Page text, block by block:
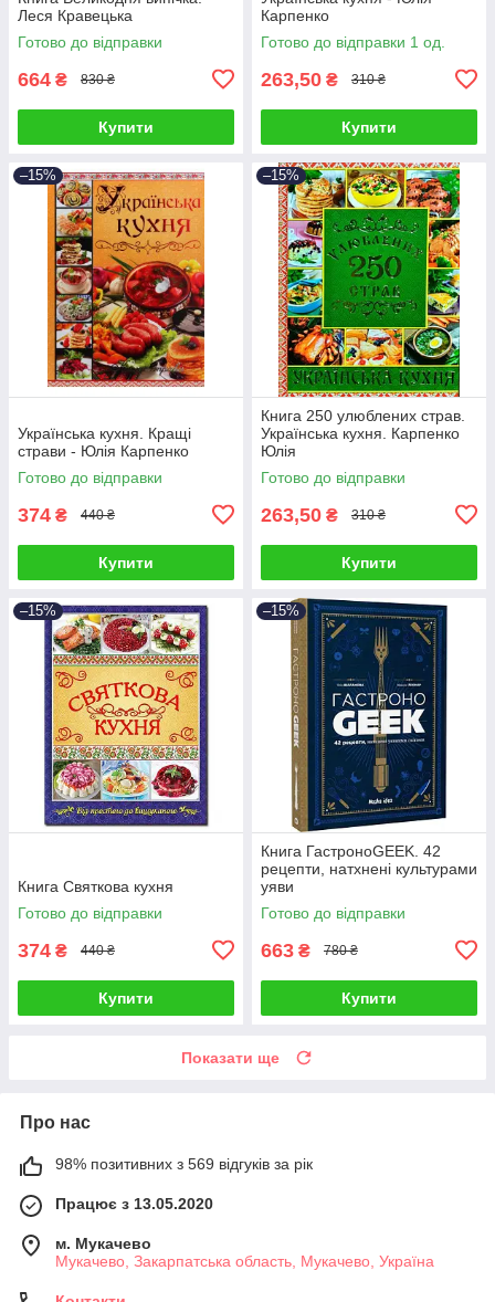
Леся Кравецька
Готово до відправки
664 ₴ 830 ₴
Купити
Карпенко
Готово до відправки 1 од.
263,50 ₴ 310 ₴
Купити
–15%
Українська кухня. Кращі
страви - Юлія Карпенко
Готово до відправки
374 ₴ 440 ₴
Купити
–15%
Книга 250 улюблених страв.
Українська кухня. Карпенко
Юлія
Готово до відправки
263,50 ₴ 310 ₴
Купити
–15%
Книга Святкова кухня
Готово до відправки
374 ₴ 440 ₴
Купити
–15%
Книга ГастроноGEEK. 42
рецепти, натхнені культурами
уяви
Готово до відправки
663 ₴ 780 ₴
Купити
Показати ще
Про нас
98% позитивних з 569 відгуків за рік
Працює з 13.05.2020
м. Мукачево
Мукачево, Закарпатська область, Мукачево, Україна